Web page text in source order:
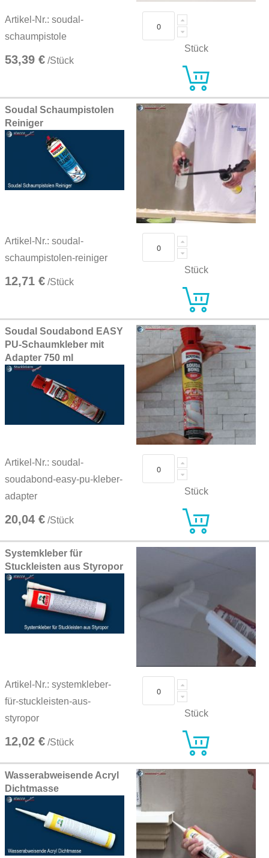
Artikel-Nr.: soudal-
schaumpistole
53,39 € /Stück
Stück
Soudal Schaumpistolen
Reiniger
Artikel-Nr.: soudal-
schaumpistolen-reiniger
12,71 € /Stück
Stück
Soudal Soudabond EASY
PU-Schaumkleber mit
Adapter 750 ml
Artikel-Nr.: soudal-
soudabond-easy-pu-kleber-
adapter
20,04 € /Stück
Stück
Systemkleber für
Stuckleisten aus Styropor
Artikel-Nr.: systemkleber-
für-stuckleisten-aus-
styropor
12,02 € /Stück
Stück
Wasserabweisende Acryl
Dichtmasse